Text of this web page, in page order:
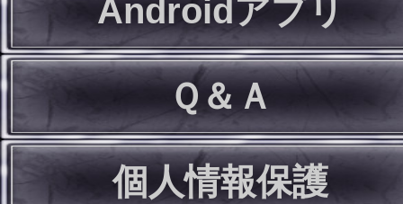
Androidアプリ
Ｑ＆Ａ
個人情報保護